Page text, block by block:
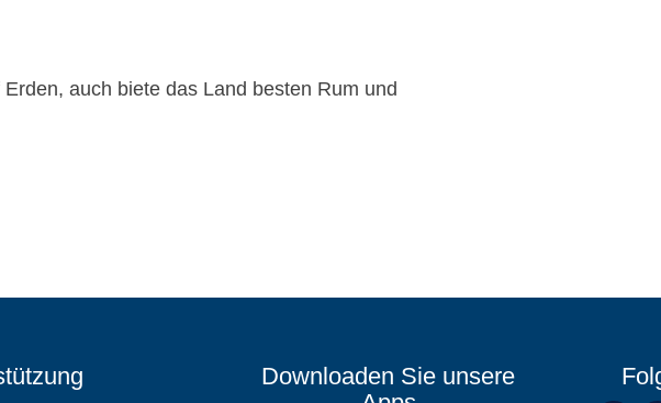
auch biete das Land besten Rum und
Downloaden Sie unsere